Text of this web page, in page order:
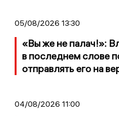
05/08/2026 13:30
«Вы же не палач!»:
в последнем слове
отправлять его на
04/08/2026 11:00